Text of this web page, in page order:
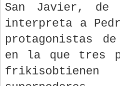
San Javier, de
interpreta a
protagonistas
en la que tres
frikisobtienen